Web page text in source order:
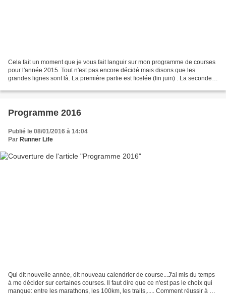
Cela fait un moment que je vous fait languir sur mon programme de courses
pour l'année 2015. Tout n'est pas encore décidé mais disons que les
grandes lignes sont là. La première partie est ficelée (fin juin) . La seconde
Programme 2016
Publié le 08/01/2016 à 14:04
Par Runner Life
Qui dit nouvelle année, dit nouveau calendrier de course...J'ai mis du temps
à me décider sur certaines courses. Il faut dire que ce n'est pas le choix qui
manque: entre les marathons, les 100km, les trails,..... Comment réussir à se